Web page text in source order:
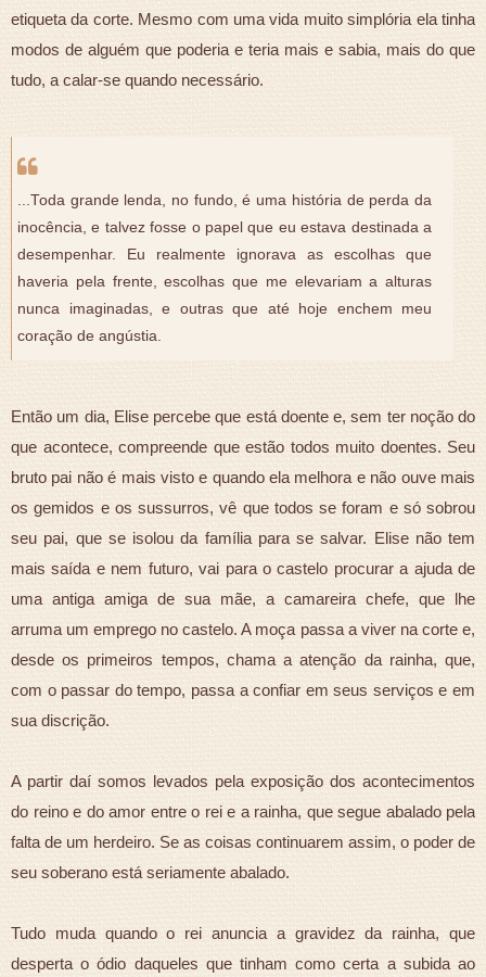
etiqueta da corte. Mesmo com uma vida muito simplória ela tinha
modos de alguém que poderia e teria mais e sabia, mais do que
tudo, a calar-se quando necessário.
...Toda grande lenda, no fundo, é uma história de perda da
inocência, e talvez fosse o papel que eu estava destinada a
desempenhar. Eu realmente ignorava as escolhas que
haveria pela frente, escolhas que me elevariam a alturas
nunca imaginadas, e outras que até hoje enchem meu
coração de angústia.
Então um dia, Elise percebe que está doente e, sem ter noção do
que acontece, compreende que estão todos muito doentes. Seu
bruto pai não é mais visto e quando ela melhora e não ouve mais
os gemidos e os sussurros, vê que todos se foram e só sobrou
seu pai, que se isolou da família para se salvar. Elise não tem
mais saída e nem futuro, vai para o castelo procurar a ajuda de
uma antiga amiga de sua mãe, a camareira chefe, que lhe
arruma um emprego no castelo. A moça passa a viver na corte e,
desde os primeiros tempos, chama a atenção da rainha, que,
com o passar do tempo, passa a confiar em seus serviços e em
sua discrição.
A partir daí somos levados pela exposição dos acontecimentos
do reino e do amor entre o rei e a rainha, que segue abalado pela
falta de um herdeiro. Se as coisas continuarem assim, o poder de
seu soberano está seriamente abalado.
Tudo muda quando o rei anuncia a gravidez da rainha, que
desperta o ódio daqueles que tinham como certa a subida ao